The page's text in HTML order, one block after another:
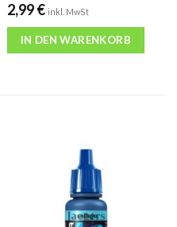
2,99€ inkl. MwSt
IN DEN WARENKORB